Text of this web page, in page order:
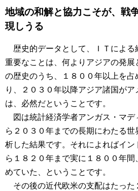
地域の和解と協力こそが、戦
現しうる
歴史的データとして、ＩＴによる
重要なことは、何よりアジアの発
の歴史のうち、１８００年以上を占
り、２０３０年以降アジア諸国が
は、必然だということです。
図は統計経済学者アンガス・マデ
ら２０３０年までの長期にわたる
析した結果です。それによればイ
ら１８２０年まで実に１８００年
めていた、ということです。
その後の近代欧米の支配はたった